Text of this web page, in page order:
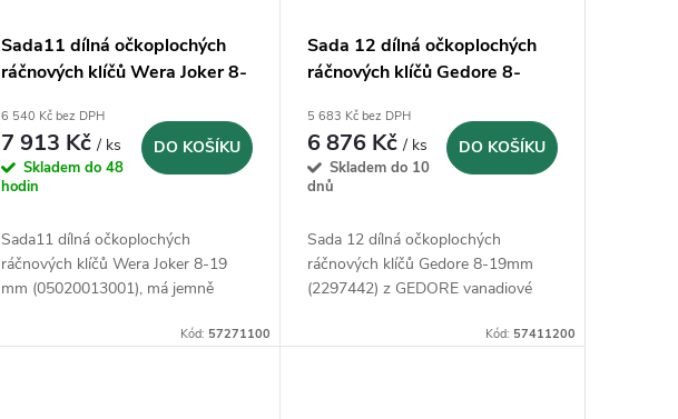
Sada11 dílná očkoplochých
ráčnových klíčů Wera Joker 8-
6 540 Kč bez DPH
7 913 Kč/ ks
Skladem do 48
hodin
DO KOŠÍKU
Sada11 dílná očkoplochých
ráčnových klíčů Wera Joker 8-19
mm (05020013001), má jemně
80 zuby a nastavovacím úhlem o
Kód: 57271100
Sada 12 dílná očkoplochých
ráčnových klíčů Gedore 8-
5 683 Kč bez DPH
6 876 Kč/ ks
Skladem do 10
dnů
DO KOŠÍKU
Sada 12 dílná očkoplochých
ráčnových klíčů Gedore 8-19mm
(2297442) z GEDORE vanadiové
Kód: 57411200